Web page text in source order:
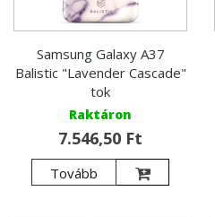
Samsung Galaxy A37
Balistic "Lavender Cascade"
tok
Raktáron
7.546,50 Ft
Tovább